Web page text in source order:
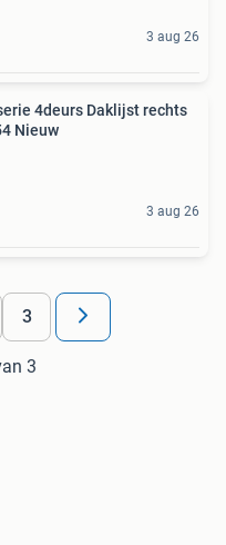
3 aug 26
Daklijst rechts
Nieuw
3 aug 26
3
3